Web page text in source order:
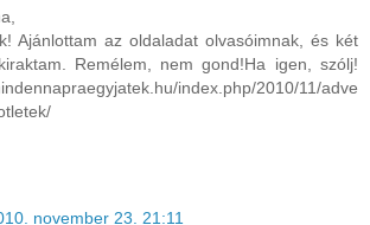
Ajánlottam az oldaladat olvasóimnak, és két
Remélem, nem gond!Ha igen, szólj!
index.php/2010/11/adve
november 23. 21:11